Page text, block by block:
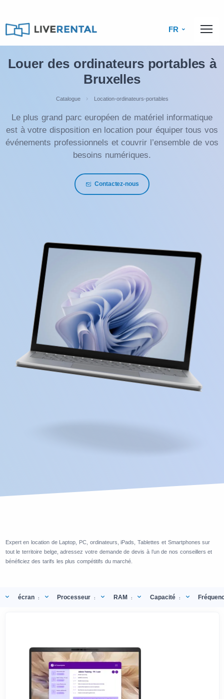
FR
Louer des ordinateurs portables à
Bruxelles
Catalogue Location-ordinateurs-portables
Le plus grand parc européen de matériel informatique
est à votre disposition en location pour équiper tous vos
événements professionnels et couvrir l’ensemble de vos
besoins numériques.
Contactez-nous
Expert en location de Laptop, PC, ordinateurs, iPads, Tablettes et Smartphones sur
tout le territoire belge, adressez votre demande de devis à l’un de nos conseillers et
bénéficiez des tarifs les plus compétitifs du marché.
écran : Processeur : RAM : Capacité :